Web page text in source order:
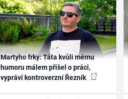
Martyho frky: Táta kvůli mému
humoru málem přišel o práci,
vypráví kontroverzní Řezník